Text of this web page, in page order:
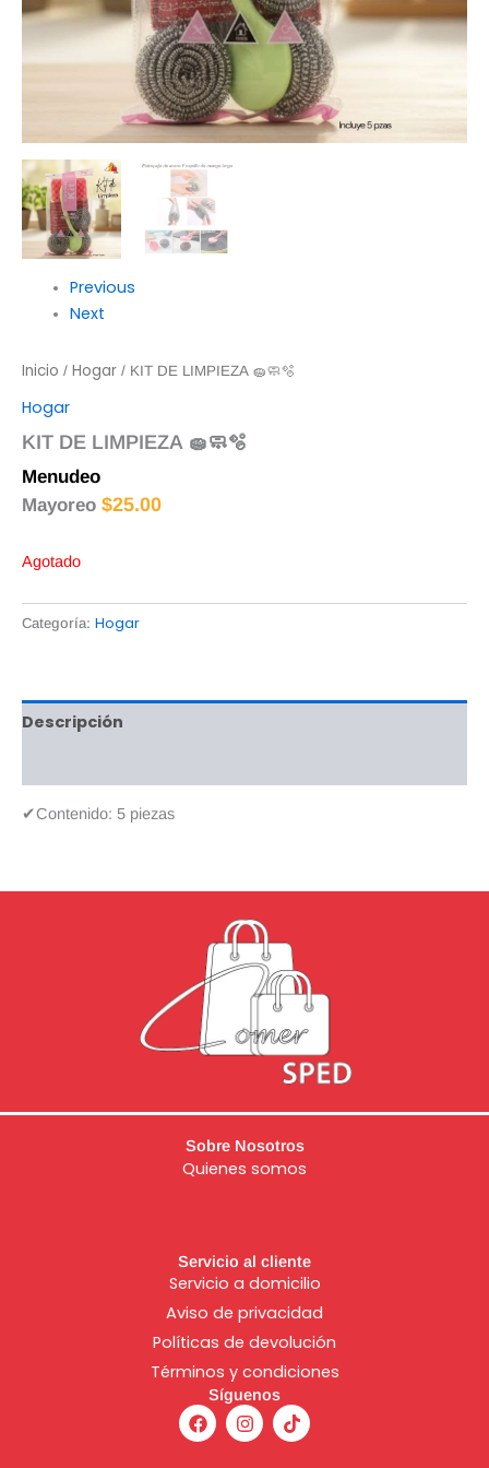
Previous
Next
Inicio / Hogar / KIT DE LIMPIEZA 🧽🧼🫧
Hogar
KIT DE LIMPIEZA 🧽🧼🫧
Menudeo
Mayoreo $25.00
Agotado
Categoría: Hogar
Descripción
✔Contenido: 5 piezas
Sobre Nosotros
Quienes somos
Servicio al cliente
Servicio a domicilio
Aviso de privacidad
Políticas de devolución
Términos y condiciones
Síguenos
F
a
c
I
n
s
T
i
k